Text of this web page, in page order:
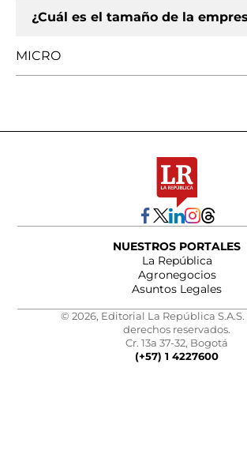
¿Cuál es el tamaño de la
MICRO
NUESTROS PORTALES
La República
Agronegocios
Asuntos Legales
© 2026, Editorial La República S.A.S.
derechos reservados.
Cr. 13a 37-32, Bogotá
(+57) 1 4227600